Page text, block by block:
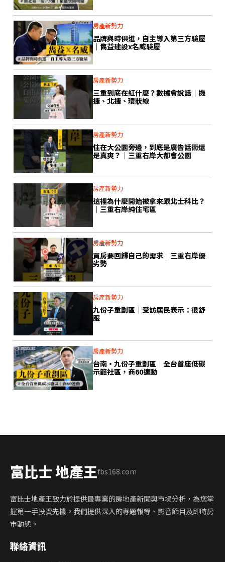
房產新勢力
品牌與時俱進，自主導入第三方驗屋
｜雋益建設x名威驗屋
房產新勢力
三重到底在紅什麼？數據會說話｜機
捷、北捷、環狀線
房產新勢力
住在大公園旁邊，到底是廣告話術還
是真爽？｜三重右岸大都會公園
房產新勢力
這裡為什麼開始被拿來跟北士科比？
｜三重右岸純住宅區
房產新勢力
買房要回歸自己的需求｜三重右岸優
劣勢
房產新勢力
九份子重劃區｜受訪居民表示：很舒
服
房產新勢力
台南・九份子重劃區｜全台首座低碳
示範社區，商60連動
富比士 地產王fbs168.com
富比士地產王致力於提供最專業的房地產新聞與市場分析，為您掌
握第一手投資先機。我們提供深入的專題報導、影音節目及即時房
市動態。
聯絡資訊